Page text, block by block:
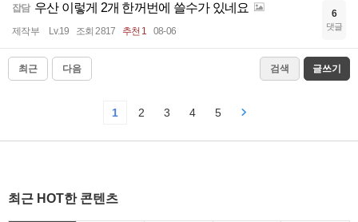
잡담 우산 이렇게 2개 한꺼번에 쓸수가 있네요
제작부 Lv.19 조회 2817 추천 1 08-06
6
댓글
최근 다음 검색 글쓰기
1 2 3 4 5
최근 HOT한 콘텐츠